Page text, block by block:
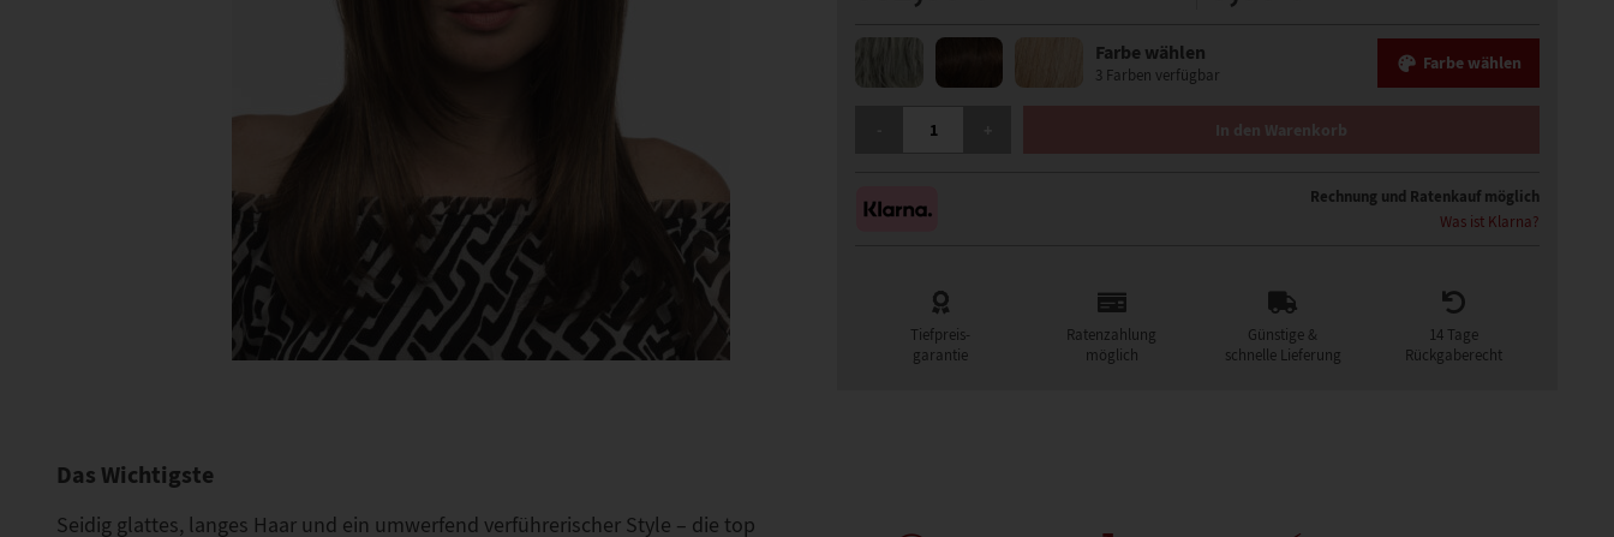
Farbe wählen
3 Farben verfügbar
Farbe wählen
In den Warenkorb
Rechnung und Ratenkauf möglich
Was ist Klarna?
Tiefpreis-
garantie
Ratenzahlung
möglich
Günstige &
schnelle Lieferung
14 Tage
Rückgaberecht
Das Wichtigste
Seidig glattes, langes Haar und ein umwerfend verführerischer Style – die top